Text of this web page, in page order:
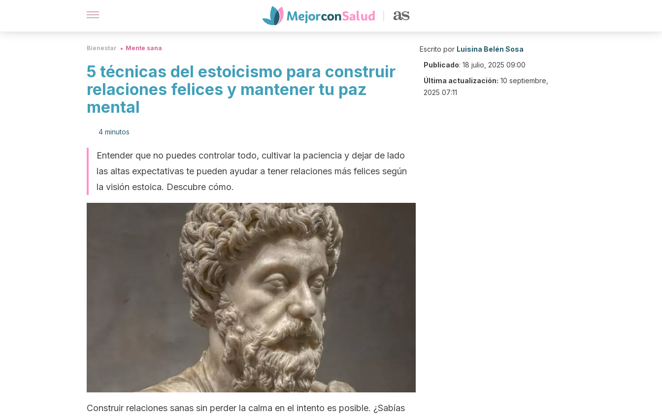
Bienestar Mente sana
5 técnicas del estoicismo para construir
relaciones felices y mantener tu paz
mental
4 minutos
Entender que no puedes controlar todo, cultivar la paciencia y dejar de lado
las altas expectativas te pueden ayudar a tener relaciones más felices según
la visión estoica. Descubre cómo.
Construir relaciones sanas sin perder la calma en el intento es posible. ¿Sabías
Escrito por Luisina Belén Sosa
Publicado: 18 julio, 2025 09:00
Última actualización: 10 septiembre,
2025 07:11